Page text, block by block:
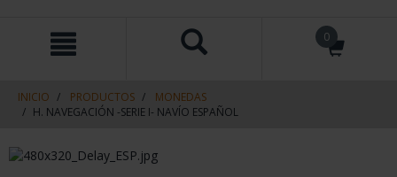
contenido
navegacin
0
INICIO PRODUCTOS
MONEDAS
H. NAVEGACIÓN -SERIE I- NAVÍO ESPAÑOL